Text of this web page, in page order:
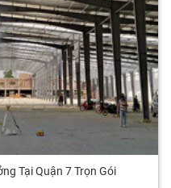
Tại Quận 7 Trọn Gói